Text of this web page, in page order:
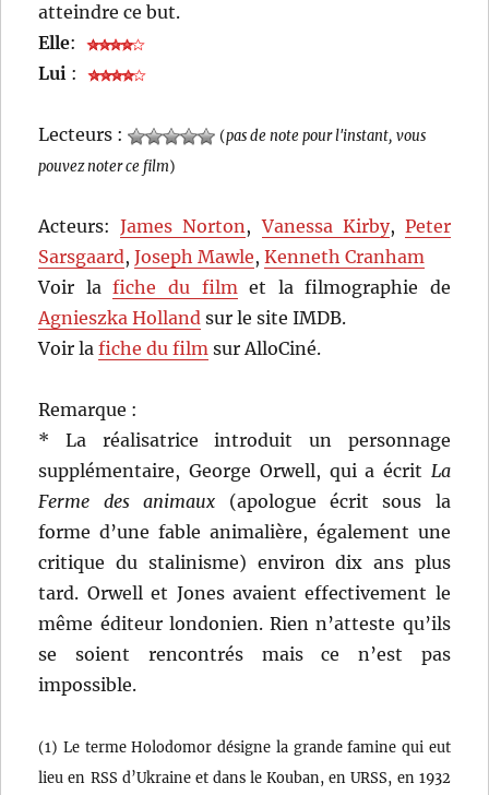
atteindre ce but.
Elle:
Lui :
Lecteurs : (pas de note pour l'instant, vous
pouvez noter ce film)
Acteurs:James Norton,Vanessa Kirby, Peter
Sarsgaard,Joseph Mawle,Kenneth Cranham
Voir lafiche du filmet la filmographie de
Agnieszka Holland sur le site IMDB.
Voir lafiche du film sur AlloCiné.
Remarque :
* La réalisatrice introduit un personnage
supplémentaire, George Orwell, qui a écrit La
Ferme des animaux (apologue écrit sous la
forme d’une fable animalière, également une
critique du stalinisme) environ dix ans plus
tard. Orwell et Jones avaient effectivement le
même éditeur londonien. Rien n’atteste qu’ils
se soient rencontrés mais ce n’est pas
impossible.
(1) Le terme Holodomor désigne la grande famine qui eut
lieu en RSS d’Ukraine et dans le Kouban, en URSS, en 1932